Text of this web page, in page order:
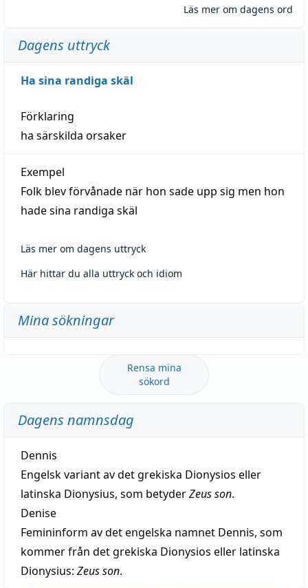
Läs mer om dagens ord
Dagens uttryck
Ha sina randiga skäl
Förklaring
ha särskilda orsaker
Exempel
Folk blev förvånade när hon sade upp sig men hon
hade sina randiga skäl
Läs mer om dagens uttryck
Här hittar du alla uttryck och idiom
Mina sökningar
Rensa mina
sökord
Dagens namnsdag
Dennis
Engelsk variant av det grekiska Dionysios eller
latinska Dionysius, som betyderZeus son.
Denise
Femininform av det engelska namnet Dennis, som
kommer från det grekiska Dionysios eller latinska
Dionysius: Zeus son.